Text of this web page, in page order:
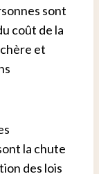
sont
coût de la
et
la chute
des lois